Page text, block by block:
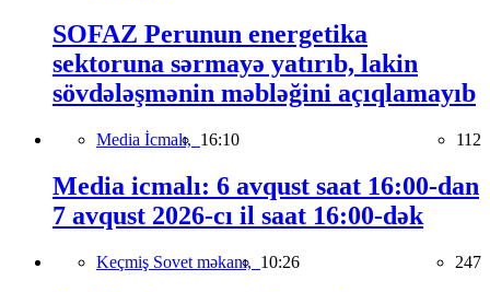
SOFAZ Perunun energetika
sektoruna sərmayə yatırıb, lakin
sövdələşmənin məbləğini açıqlamayıb
Media İcmalı, 16:10 112
Media icmalı: 6 avqust saat 16:00-dan
7 avqust 2026-cı il saat 16:00-dək
Keçmiş Sovet məkanı, 10:26 247